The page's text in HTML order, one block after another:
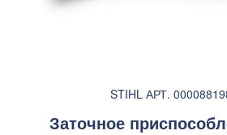
STIHL АРТ.
Заточное